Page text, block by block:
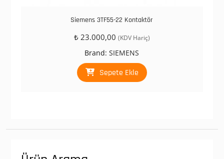
Siemens 3TF55-22 Kontaktör
₺ 23.000,00 (KDV Hariç)
Brand:SIEMENS
Sepete Ekle